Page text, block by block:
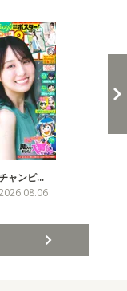
ャンピ…